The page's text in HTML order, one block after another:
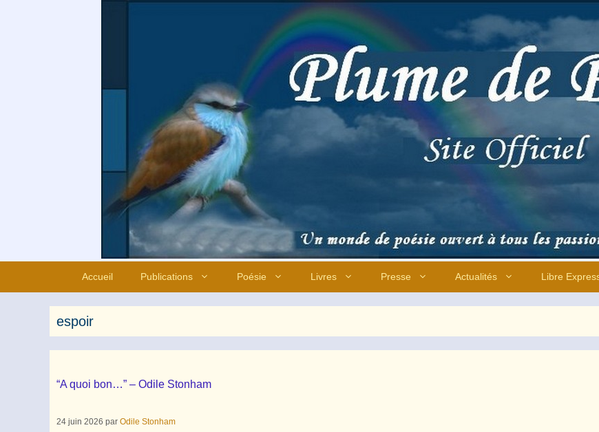
Accueil Publications Poésie Livres Presse Actualités Libre
espoir
“A quoi bon…” – Odile Stonham
24 juin 2026 par Odile Stonham